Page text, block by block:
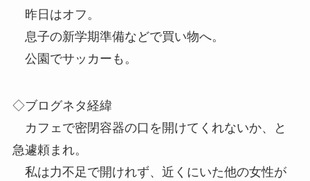
昨日はオフ。
息子の新学期準備などで買い物へ。
公園でサッカーも。
◇ブログネタ経緯
カフェで密閉容器の口を開けてくれないか、と
急遽頼まれ。
私は力不足で開けれず、近くにいた他の女性が